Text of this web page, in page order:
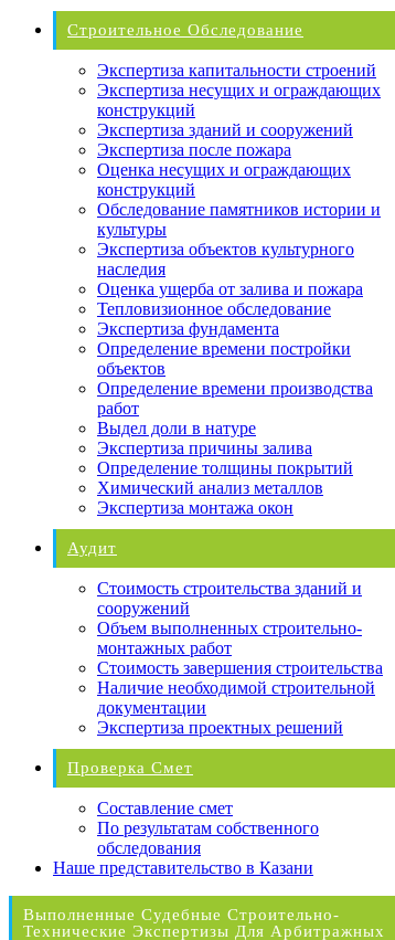
Строительное Обследование
Экспертиза капитальности строений
Экспертиза несущих и ограждающих
конструкций
Экспертиза зданий и сооружений
Экспертиза после пожара
Оценка несущих и ограждающих
конструкций
Обследование памятников истории и
культуры
Экспертиза объектов культурного
наследия
Оценка ущерба от залива и пожара
Тепловизионное обследование
Экспертиза фундамента
Определение времени постройки
объектов
Определение времени производства
работ
Выдел доли в натуре
Экспертиза причины залива
Определение толщины покрытий
Химический анализ металлов
Экспертиза монтажа окон
Аудит
Стоимость строительства зданий и
сооружений
Объем выполненных строительно-
монтажных работ
Стоимость завершения строительства
Наличие необходимой строительной
документации
Экспертиза проектных решений
Проверка Смет
Составление смет
По результатам собственного
обследования
Наше представительство в Казани
Выполненные Судебные Строительно-
Технические Экспертизы Для Арбитражных